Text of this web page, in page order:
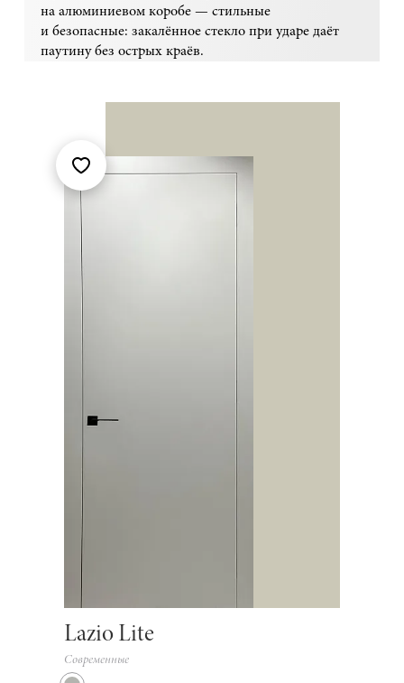
на алюминиевом коробе — стильные
и безопасные: закалённое стекло при ударе даёт
паутину без острых краёв.
Lazio Lite
Современные